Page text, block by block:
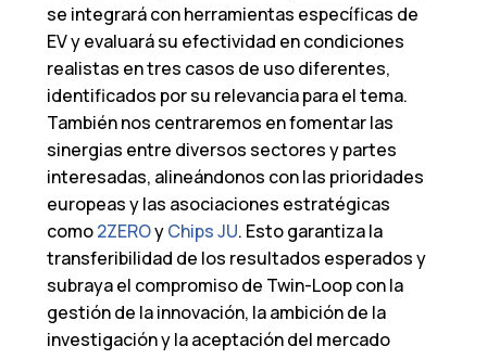
se integrará con herramientas específicas de
EV y evaluará su efectividad en condiciones
realistas en tres casos de uso diferentes,
identificados por su relevancia para el tema.
También nos centraremos en fomentar las
sinergias entre diversos sectores y partes
interesadas, alineándonos con las prioridades
europeas y las asociaciones estratégicas
como2ZEROyChips JU. Esto garantiza la
transferibilidad de los resultados esperados y
subraya el compromiso de Twin-Loop con la
gestión de la innovación, la ambición de la
investigación y la aceptación del mercado